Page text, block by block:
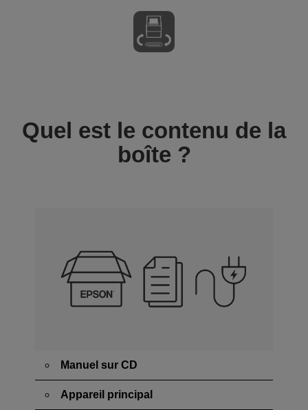
Quel est le contenu de la
boîte ?
Manuel sur CD
Appareil principal